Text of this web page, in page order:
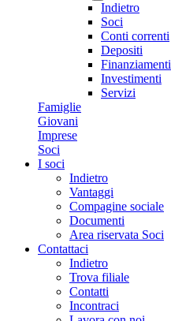
Indietro
Soci
Conti correnti
Depositi
Finanziamenti
Investimenti
Servizi
Famiglie
Giovani
Imprese
Soci
I soci
Indietro
Vantaggi
Compagine sociale
Documenti
Area riservata Soci
Contattaci
Indietro
Trova filiale
Contatti
Incontraci